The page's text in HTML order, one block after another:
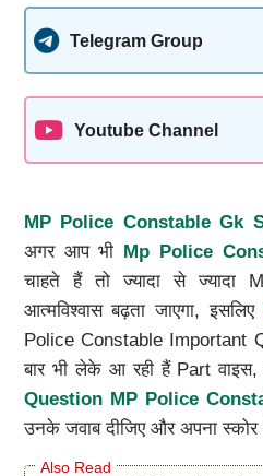
Telegram Group
Youtube Channel
MP Police Constable Gk
अगर आप भी Mp Police
चाहते हैं तो ज्यादा से ज्यादा
आत्मविश्वास बढ़ता जाएगा, इसलिए
Police Constable Important
बार भी लेके आ रही हैं Part
Question MP Police
उनके जवाब दीजिए और अपना स्कोर